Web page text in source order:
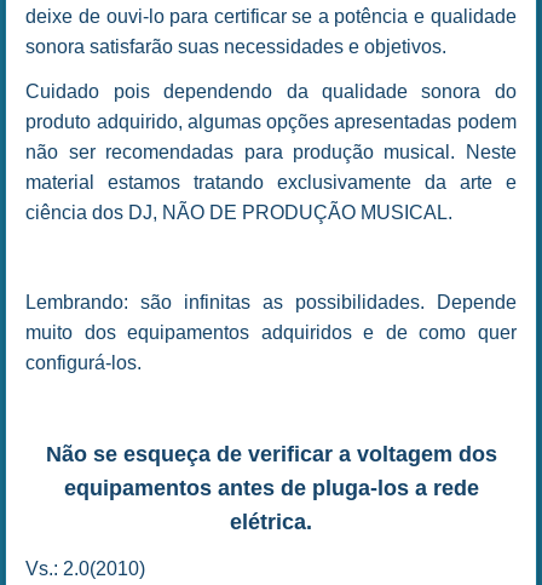
deixe de ouvi-lo para certificar se a potência e qualidade
sonora satisfarão suas necessidades e objetivos.
Cuidado pois dependendo da qualidade sonora do
produto adquirido, algumas opções apresentadas podem
não ser recomendadas para produção musical. Neste
material estamos tratando exclusivamente da arte e
ciência dos DJ, NÃO DE PRODUÇÃO MUSICAL.
Lembrando: são infinitas as possibilidades. Depende
muito dos equipamentos adquiridos e de como quer
configurá-los.
Não se esqueça de verificar a voltagem dos
equipamentos antes de pluga-los a rede
elétrica.
Vs.: 2.0(2010)